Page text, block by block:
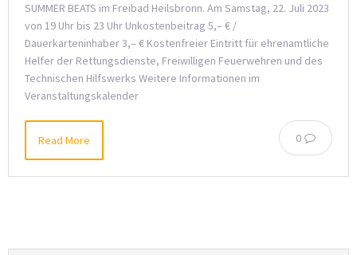
SUMMER BEATS im Freibad Heilsbronn. Am Samstag, 22. Juli 2023
von 19 Uhr bis 23 Uhr Unkostenbeitrag 5,– € /
Dauerkarteninhaber 3,– € Kostenfreier Eintritt für ehrenamtliche
Helfer der Rettungsdienste, Freiwilligen Feuerwehren und des
Technischen Hilfswerks Weitere Informationen im
Veranstaltungskalender
0
Read More